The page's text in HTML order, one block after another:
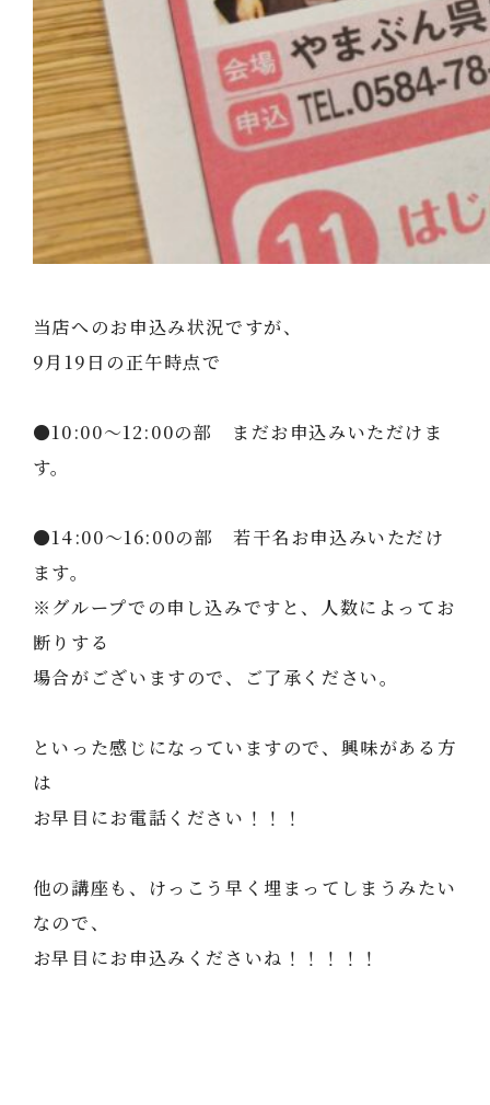
当店へのお申込み状況ですが、
9月19日の正午時点で
●10:00～12:00の部 まだお申込みいただけま
す。
●14:00～16:00の部 若干名お申込みいただけ
ます。
※グループでの申し込みですと、人数によってお
断りする
場合がございますので、ご了承ください。
といった感じになっていますので、興味がある方
は
お早目にお電話ください！！！
他の講座も、けっこう早く埋まってしまうみたい
なので、
お早目にお申込みくださいね！！！！！